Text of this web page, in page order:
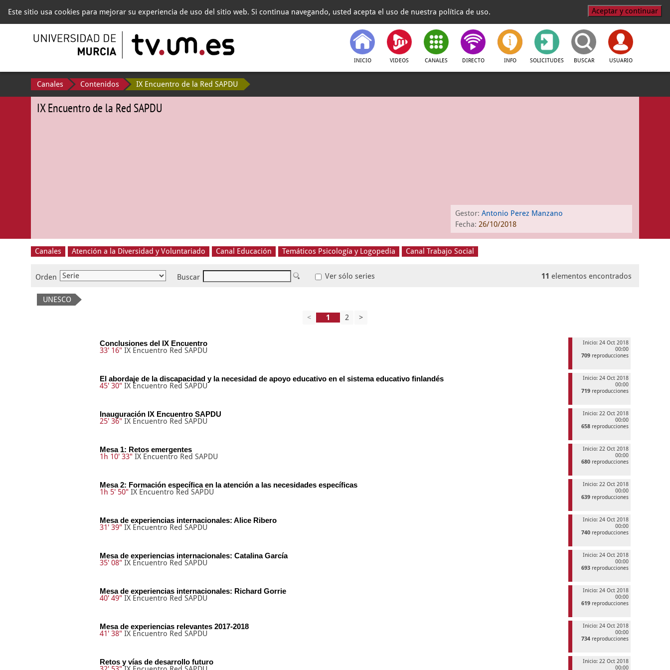
Este sitio usa cookies para mejorar su experiencia de uso del sitio web. Si continua navegando, usted acepta el uso de nuestra política de uso. Aceptar y continuar
INICIO VIDEOS CANALES DIRECTO INFO SOLICITUDES BUSCAR USUARIO
Canales Contenidos IX Encuentro de la Red SAPDU
Gestor: Antonio Perez Manzano
Fecha: 26/10/2018
IX Encuentro de la Red SAPDU
Canales Atención a la Diversidad y Voluntariado Canal Educación Temáticos Psicología y Logopedia Canal Trabajo Social
Orden Buscar Ver sólo series 11 elementos encontrados
UNESCO
<
2 >
Inicio: 24 Oct 2018
00:00
709 reproducciones
Conclusiones del IX Encuentro
33' 16" IX Encuentro Red SAPDU
Inicio: 24 Oct 2018
00:00
719 reproducciones
El abordaje de la discapacidad y la necesidad de apoyo educativo en el sistema educativo finlandés
45' 30" IX Encuentro Red SAPDU
Inicio: 22 Oct 2018
00:00
658 reproducciones
Inauguración IX Encuentro SAPDU
25' 36" IX Encuentro Red SAPDU
Inicio: 22 Oct 2018
00:00
680 reproducciones
Mesa 1: Retos emergentes
1h 10' 33" IX Encuentro Red SAPDU
Inicio: 22 Oct 2018
00:00
639 reproducciones
Mesa 2: Formación específica en la atención a las necesidades específicas
1h 5' 50" IX Encuentro Red SAPDU
Inicio: 24 Oct 2018
00:00
740 reproducciones
Mesa de experiencias internacionales: Alice Ribero
31' 39" IX Encuentro Red SAPDU
Inicio: 24 Oct 2018
00:00
693 reproducciones
Mesa de experiencias internacionales: Catalina García
35' 08" IX Encuentro Red SAPDU
Inicio: 24 Oct 2018
00:00
619 reproducciones
Mesa de experiencias internacionales: Richard Gorrie
40' 49" IX Encuentro Red SAPDU
Inicio: 24 Oct 2018
00:00
734 reproducciones
Mesa de experiencias relevantes 2017-2018
41' 38" IX Encuentro Red SAPDU
Inicio: 22 Oct 2018
00:00
Retos y vías de desarrollo futuro